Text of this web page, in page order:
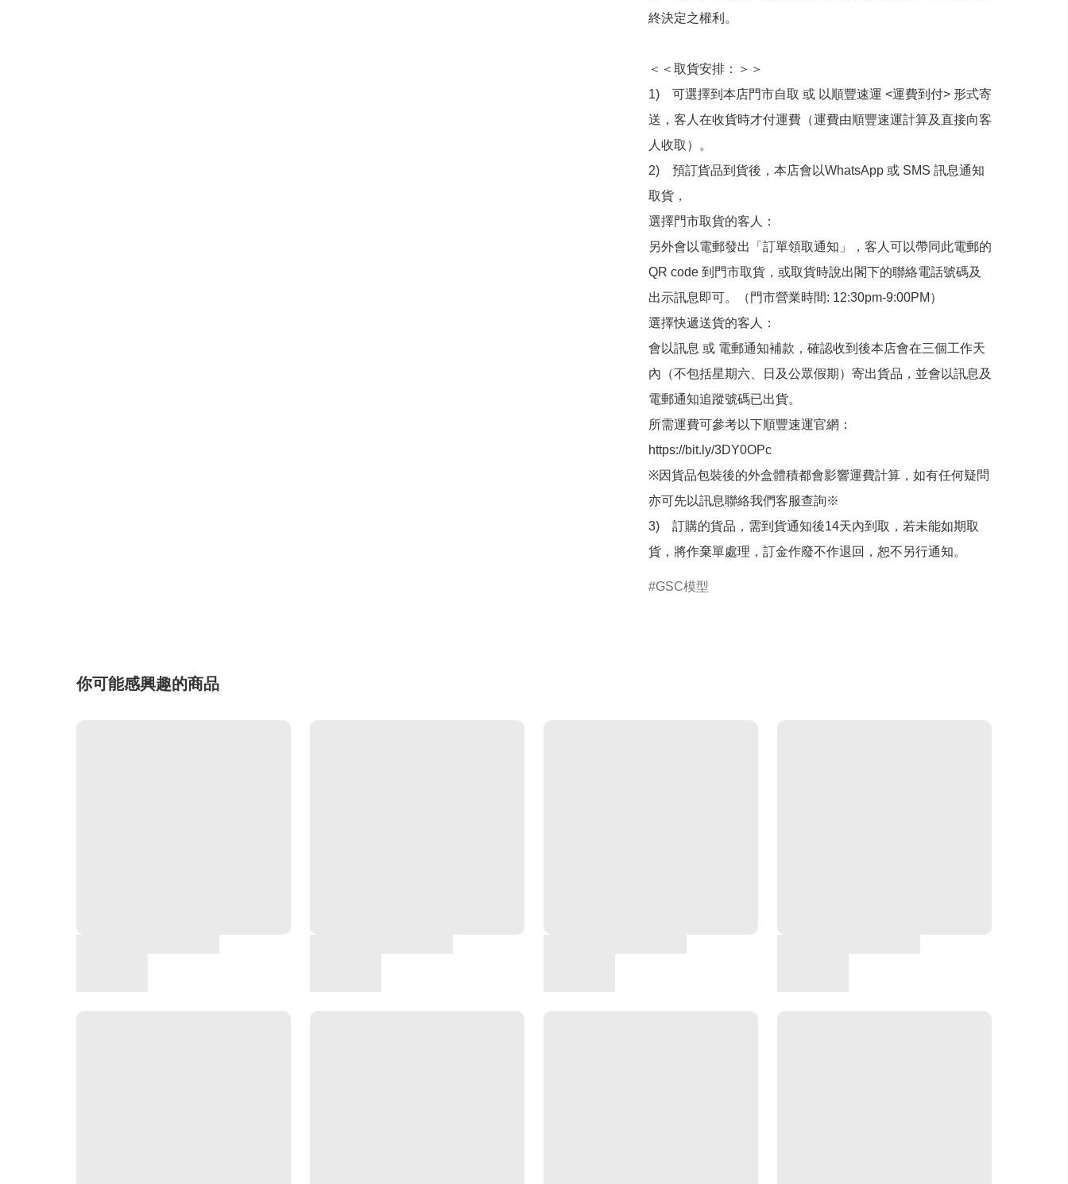
終決定之權利。
＜＜取貨安排：＞＞
1)　可選擇到本店門市自取 或 以順豐速運 <運費到付> 形式寄
送，客人在收貨時才付運費（運費由順豐速運計算及直接向客
人收取）。
2)　預訂貨品到貨後，本店會以WhatsApp 或 SMS 訊息通知
取貨，
選擇門市取貨的客人：
另外會以電郵發出「訂單領取通知」，客人可以帶同此電郵的
QR code 到門市取貨，或取貨時說出閣下的聯絡電話號碼及
出示訊息即可。（門市營業時間: 12:30pm-9:00PM）
選擇快遞送貨的客人：
會以訊息 或 電郵通知補款，確認收到後本店會在三個工作天
內（不包括星期六、日及公眾假期）寄出貨品，並會以訊息及
電郵通知追蹤號碼已出貨。
所需運費可參考以下順豐速運官網：
https://bit.ly/3DY0OPc
※因貨品包裝後的外盒體積都會影響運費計算，如有任何疑問
亦可先以訊息聯絡我們客服查詢※
3)　訂購的貨品，需到貨通知後14天內到取，若未能如期取
貨，將作棄單處理，訂金作廢不作退回，恕不另行通知。
GSC模型
你可能感興趣的商品